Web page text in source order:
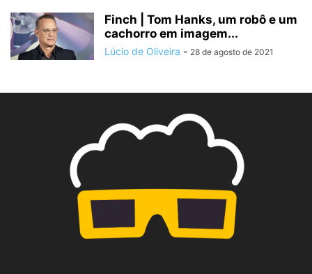
Finch | Tom Hanks, um robô e um
cachorro em imagem...
Lúcio de Oliveira - 28 de agosto de 2021